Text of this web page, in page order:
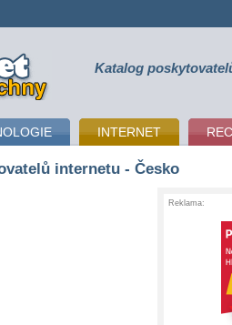
Katalog
INTERNET
internetu - Česko
Reklama: